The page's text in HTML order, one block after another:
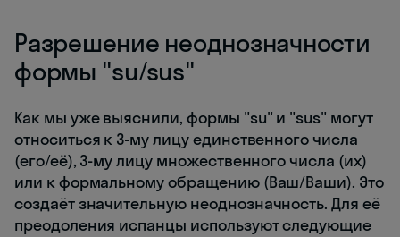
Разрешение неоднозначности
формы "su/sus"
Как мы уже выяснили, формы "su" и "sus" могут
относиться к 3-му лицу единственного числа
(его/её), 3-му лицу множественного числа (их)
или к формальному обращению (Ваш/Ваши). Это
создаёт значительную неоднозначность. Для её
преодоления испанцы используют следующие